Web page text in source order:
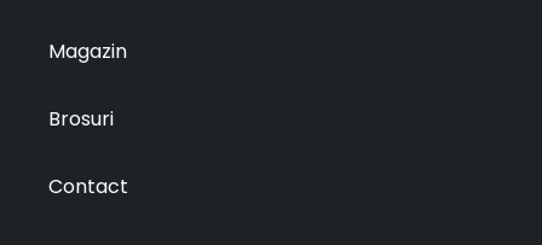
Magazin
Brosuri
Contact